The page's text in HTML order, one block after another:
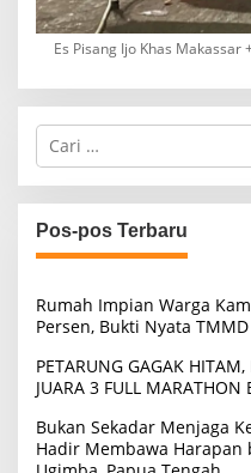
Es Pisang Ijo Khas Makassar
C
i
u
n
t
k
:
Pos-pos Terbaru
Rumah Impian Warga
Persen, Bukti Nyata
PETARUNG GAGAK
JUARA 3 FULL
Bukan Sekadar Menjaga
Hadir Membawa Harapan